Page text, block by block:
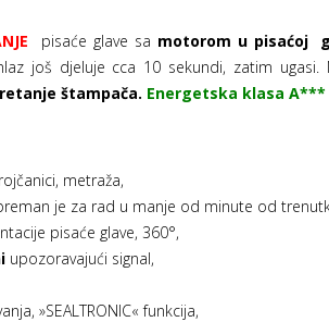
pisaće glave sa motorom u pisaćoj
još djeluje cca 10 sekundi, zatim
štampača. Energetska klasa A***
metraža,
je za rad u manje od minute od
pisaće glave, 360°,
upozoravajući signal,
»SEALTRONIC« funkcija,